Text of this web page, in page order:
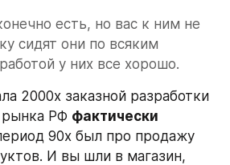
есть, но вас к ним не
сидят они по всяким
у них все хорошо.
2000х заказной разработки
рынка РФ фактически
90х был про продажу
И вы шли в магазин,